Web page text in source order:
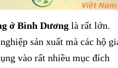
ở Bình Dương là rất lớn.
sản xuất mà các hộ
vào rất nhiều mục đích